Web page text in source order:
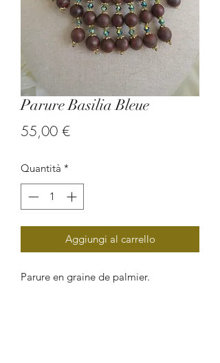
Parure Basilia Bleue
55,00 €Prezzo
Quantità *
Aggiungi al carrello
Parure en graine de palmier.